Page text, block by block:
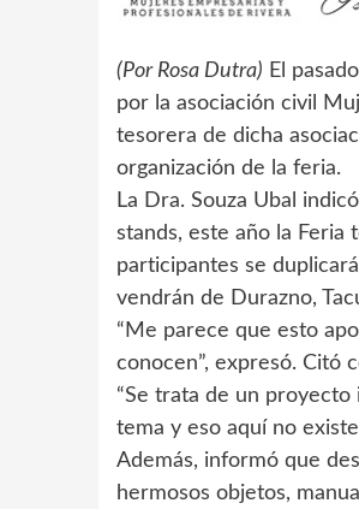
(Por Rosa Dutra) El
por la asociación civil
tesorera de dicha
organización de la feria.
La Dra. Souza Ubal
stands, este año la Feria
participantes se
vendrán de Durazno,
“Me parece que esto
conocen”, expresó. Citó
“Se trata de un proyecto
tema y eso aquí no
Además, informó que
hermosos objetos,